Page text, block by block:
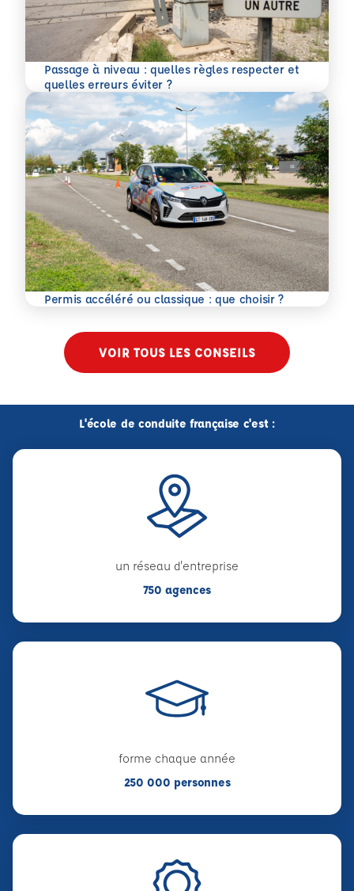
Passage à niveau : quelles règles respecter et
quelles erreurs éviter ?
En savoir plus
Permis accéléré ou classique : que choisir ?
En savoir plus
VOIR TOUS LES CONSEILS
L'école de conduite française c'est :
un réseau d'entreprise
750 agences
forme chaque année
250 000 personnes